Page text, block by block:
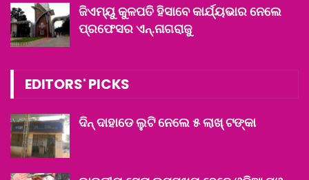
ଜିଏମ୍‌ୟୁ କୁଳପତି ହିସାବେ କାର୍ଯ୍ୟଭାର ନେଲେ
ପ୍ରଫେସର ଏନ୍‌.ନାଗରାଜୁ
EDITORS' PICKS
ଦିନ୍ ଦାହାଡେ ଲୁଟି ନେଲେ ୫ ଲାଖ୍ ଟଙ୍କା